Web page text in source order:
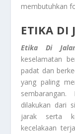
membutuhkan
ETIKA DI
Etika Di
keselamatan
padat dan
yang paling
dilakukan dari
jarak serta
kecelakaan